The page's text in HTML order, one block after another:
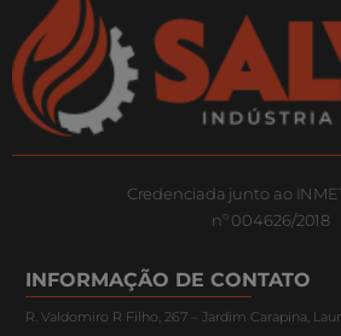
Credenciada junto ao
nº 004626/2018
INFORMAÇÃO DE CONTATO
R. Valdomiro R Filho, 267 – Jardim Carapina,